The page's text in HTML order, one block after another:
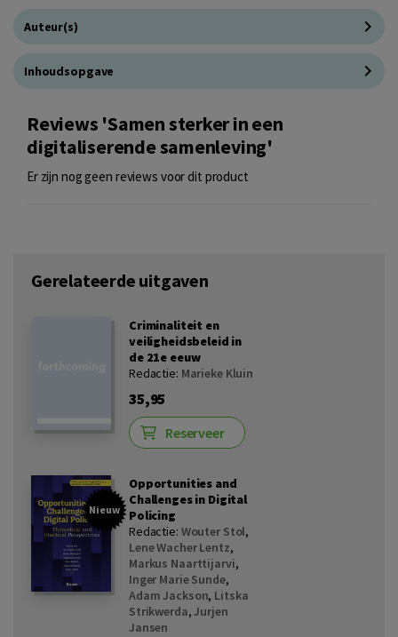
Auteur(s)
Inhoudsopgave
Reviews 'Samen sterker in een
digitaliserende samenleving'
Er zijn nog geen reviews voor dit product
Gerelateerde uitgaven
Criminaliteit en
veiligheidsbeleid in
de 21e eeuw
Redactie: Marieke Kluin
35,95
Reserveer
Nieuw
Opportunities and
Challenges in Digital
Policing
Redactie: Wouter Stol,
Lene Wacher Lentz,
Markus Naarttijarvi,
Inger Marie Sunde,
Adam Jackson, Litska
Strikwerda,Jurjen
Jansen